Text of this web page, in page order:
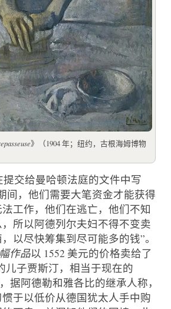
》（1904 年；纽约，古根海姆博物
提交给曼哈顿法庭的文件中写
间，他们需要大笔资金才能获得
工作，他们在逃亡，他们不知
所以阿德列尔夫妇不得不变卖
以尽快筹集到尽可能多的钱”。
作品以 1552 美元的价格卖给了
儿子贾斯汀，相当于现在的
据阿德勒和雅各比的继承人称，
于以低价从德国犹太人手中购